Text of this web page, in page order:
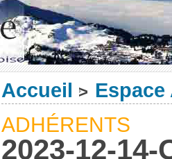
Accueil >
ADHÉRENTS
2023-12-